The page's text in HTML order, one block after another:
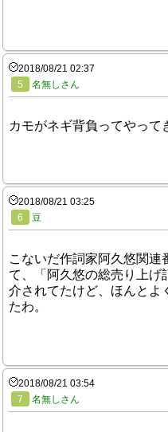
2018/08/21 02:37
5
名無しさん
カモがネギ背負ってやって
2018/08/21 03:25
6
豆
こないだ作詞家阿久悠関連
て、「阿久悠の総売り上げ
介されてたけど、ほんとよ
たわ。
2018/08/21 03:54
7
名無しさん